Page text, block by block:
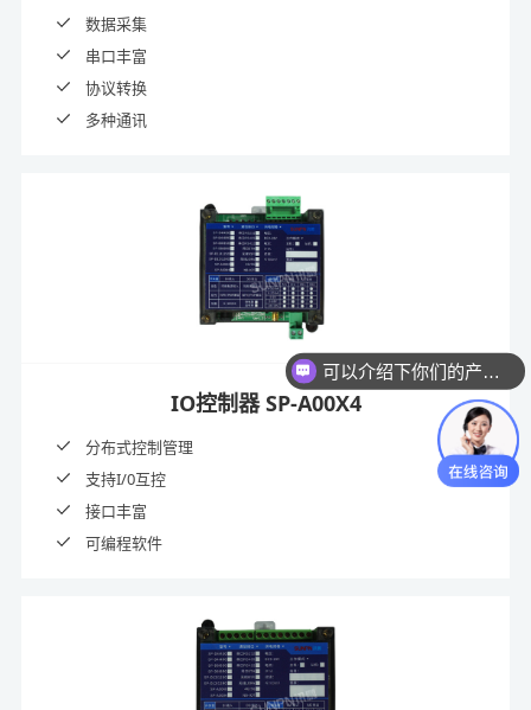
数据采集
串口丰富
协议转换
多种通讯
IO控制器 SP-A00X4
分布式控制管理
支持I/0互控
接口丰富
可编程软件